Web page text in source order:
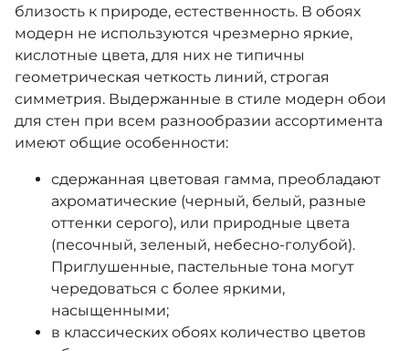
Play of Light
Giles Deacon
Sustainable
Spotlight
Factory IV
Deluxe
Sky Lounge
Okan
близость к природе, естественность. В обоях
модерн не используются чрезмерно яркие,
кислотные цвета, для них не типичны
геометрическая четкость линий, строгая
симметрия. Выдержанные в стиле модерн обои
для стен при всем разнообразии ассортимента
имеют общие особенности:
сдержанная цветовая гамма, преобладают
ахроматические (черный, белый, разные
оттенки серого), или природные цвета
(песочный, зеленый, небесно-голубой).
Приглушенные, пастельные тона могут
чередоваться с более яркими,
насыщенными;
в классических обоях количество цветов